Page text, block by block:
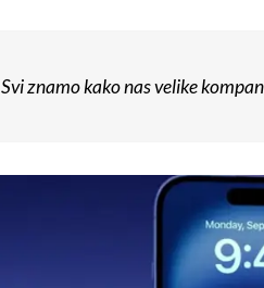
Svi znamo kako nas velike